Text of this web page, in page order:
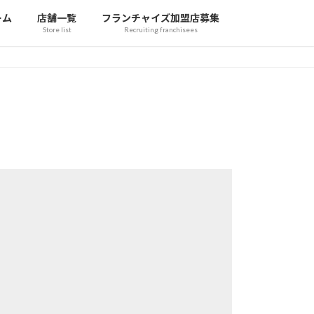
店舗一覧
Store list
フランチャイズ加盟店募集
Recruiting franchisees